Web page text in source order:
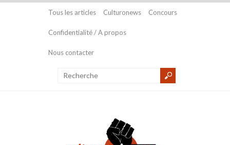
Tous les articles Culturonews Concours
Confidentialité / A propos
Nous contacter